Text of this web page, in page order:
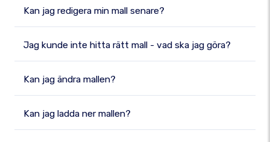
Kan jag redigera min mall senare?
Jag kunde inte hitta rätt mall - vad ska jag göra?
Kan jag ändra mallen?
Kan jag ladda ner mallen?